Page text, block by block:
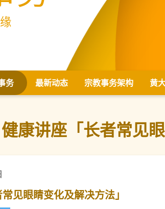
务 最新动态 宗教事务架构 黄
健康讲座「长者常见
见眼睛变化及解决方法」